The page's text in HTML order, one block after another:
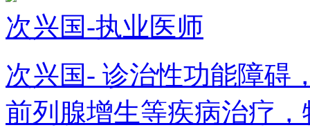
次兴国-执业医师
次兴国- 诊治性功能障碍
前列腺增生等疾病治疗